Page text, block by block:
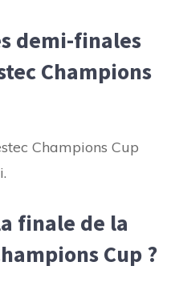
demi-finales
Champions
Champions Cup
finale de la
Cup ?